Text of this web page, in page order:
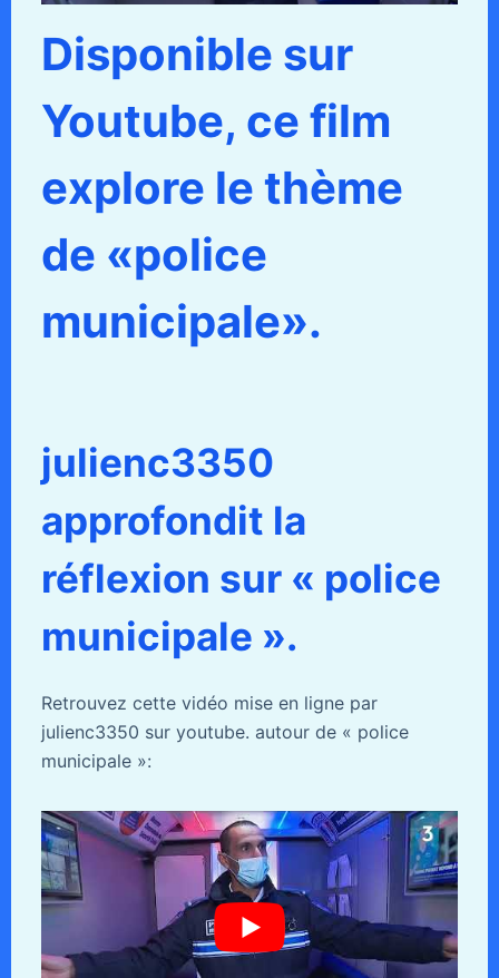
Disponible sur
Youtube, ce film
explore le thème
de «police
municipale».
julienc3350
approfondit la
réflexion sur « police
municipale ».
Retrouvez cette vidéo mise en ligne par
julienc3350 sur youtube. autour de « police
municipale »: